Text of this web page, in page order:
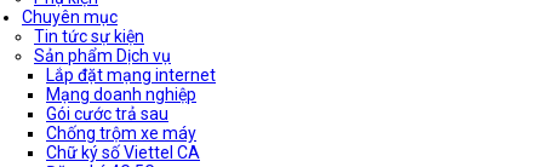
Chuyên mục
Tin tức sự kiện
Sản phẩm Dịch vụ
Lắp đặt mạng internet
Mạng doanh nghiệp
Gói cước trả sau
Chống trộm xe máy
Chữ ký số Viettel CA